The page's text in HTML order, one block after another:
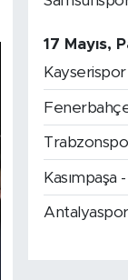
17 Mayıs,
Kasımpaşa